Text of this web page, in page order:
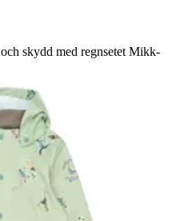
skydd med regnsetet Mikk-